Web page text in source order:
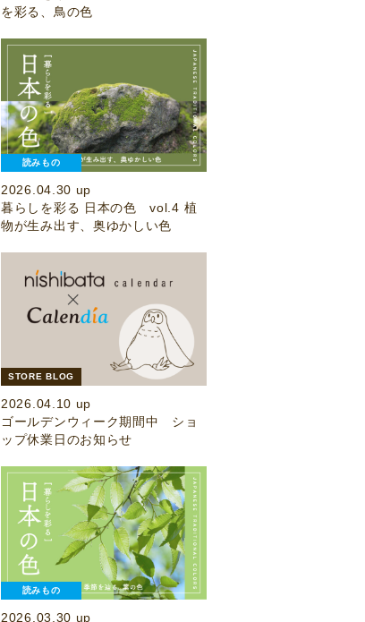
を彩る、鳥の色
読みもの
2026.04.30 up
暮らしを彩る 日本の色 vol.4 植
物が生み出す、奥ゆかしい色
STORE BLOG
2026.04.10 up
ゴールデンウィーク期間中 ショ
ップ休業日のお知らせ
読みもの
2026.03.30 up